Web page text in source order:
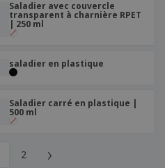
Saladier avec couvercle
transparent à charnière RPET
| 250 ml
saladier en plastique
Saladier carré en plastique |
500 ml
2 ›